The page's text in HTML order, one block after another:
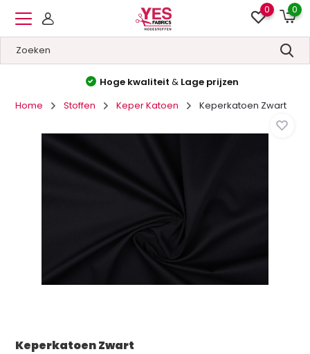
0 0
Hoge kwaliteit&Lage prijzen
Home
Stoffen Keper Katoen Keperkatoen Zwart
Keperkatoen Zwart